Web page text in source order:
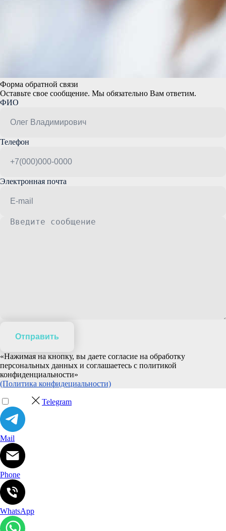
Форма обратной связи
Оставьте свое сообщение. Мы обязательно Вам ответим.
ФИО
Телефон
Электронная почта
Отправить
«Нажимая на кнопку, вы даете согласие на обработку
персональных данных и соглашаетесь c политикой
конфиденциальности»
(Политика конфидециальности)
Telegram
Mail
Phone
WhatsApp